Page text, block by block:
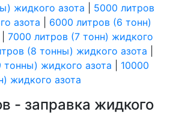
жидкого азота
5000 литров
азота
6000 литров (6 тонн)
7000 литров (7 тонн) жидкого
(8 тонны) жидкого азота
тонны) жидкого азота
10000
жидкого азота
- заправка жидкого